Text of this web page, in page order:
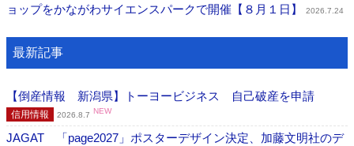
ョップをかながわサイエンスパークで開催【８月１日】
2026.7.24
最新記事
【倒産情報 新潟県】トーヨービジネス 自己破産を申請
信用情報 2026.8.7 NEW
JAGAT 「page2027」ポスターデザイン決定、加藤文明社のデ